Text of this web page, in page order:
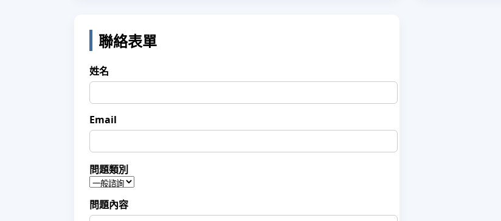
聯絡表單
姓名
Email
問題類別
問題內容